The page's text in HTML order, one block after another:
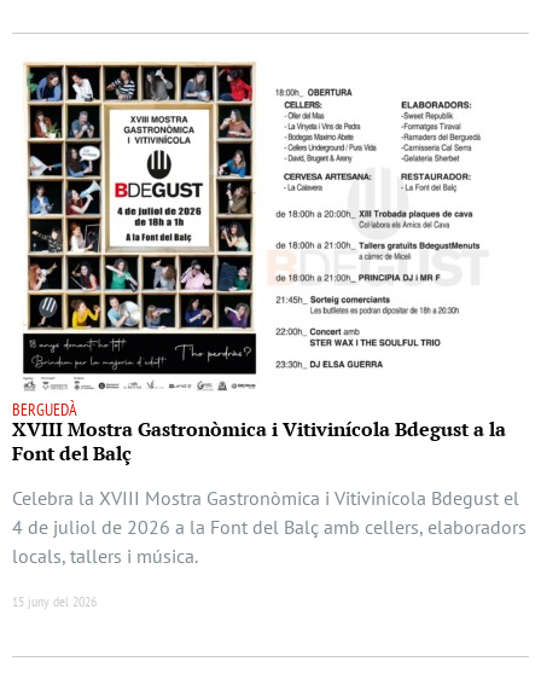
BERGUEDÀ
XVIII Mostra Gastronòmica i Vitivinícola Bdegust a la
Font del Balç
Celebra la XVIII Mostra Gastronòmica i Vitivinícola Bdegust el
4 de juliol de 2026 a la Font del Balç amb cellers, elaboradors
locals, tallers i música.
15 juny del 2026